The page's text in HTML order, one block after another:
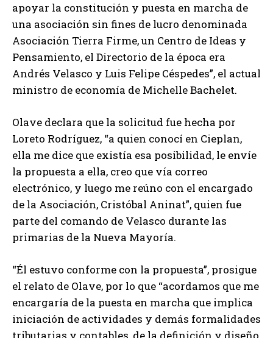
apoyar la constitución y puesta en marcha de
una asociación sin fines de lucro denominada
Asociación Tierra Firme, un Centro de Ideas y
Pensamiento, el Directorio de la época era
Andrés Velasco y Luis Felipe Céspedes”, el actual
ministro de economía de Michelle Bachelet.
Olave declara que la solicitud fue hecha por
Loreto Rodríguez, “a quien conocí en Cieplan,
ella me dice que existía esa posibilidad, le envíe
la propuesta a ella, creo que vía correo
electrónico, y luego me reúno con el encargado
de la Asociación, Cristóbal Aninat”, quien fue
parte del comando de Velasco durante las
primarias de la Nueva Mayoría.
“Él estuvo conforme con la propuesta”, prosigue
el relato de Olave, por lo que “acordamos que me
encargaría de la puesta en marcha que implica
iniciación de actividades y demás formalidades